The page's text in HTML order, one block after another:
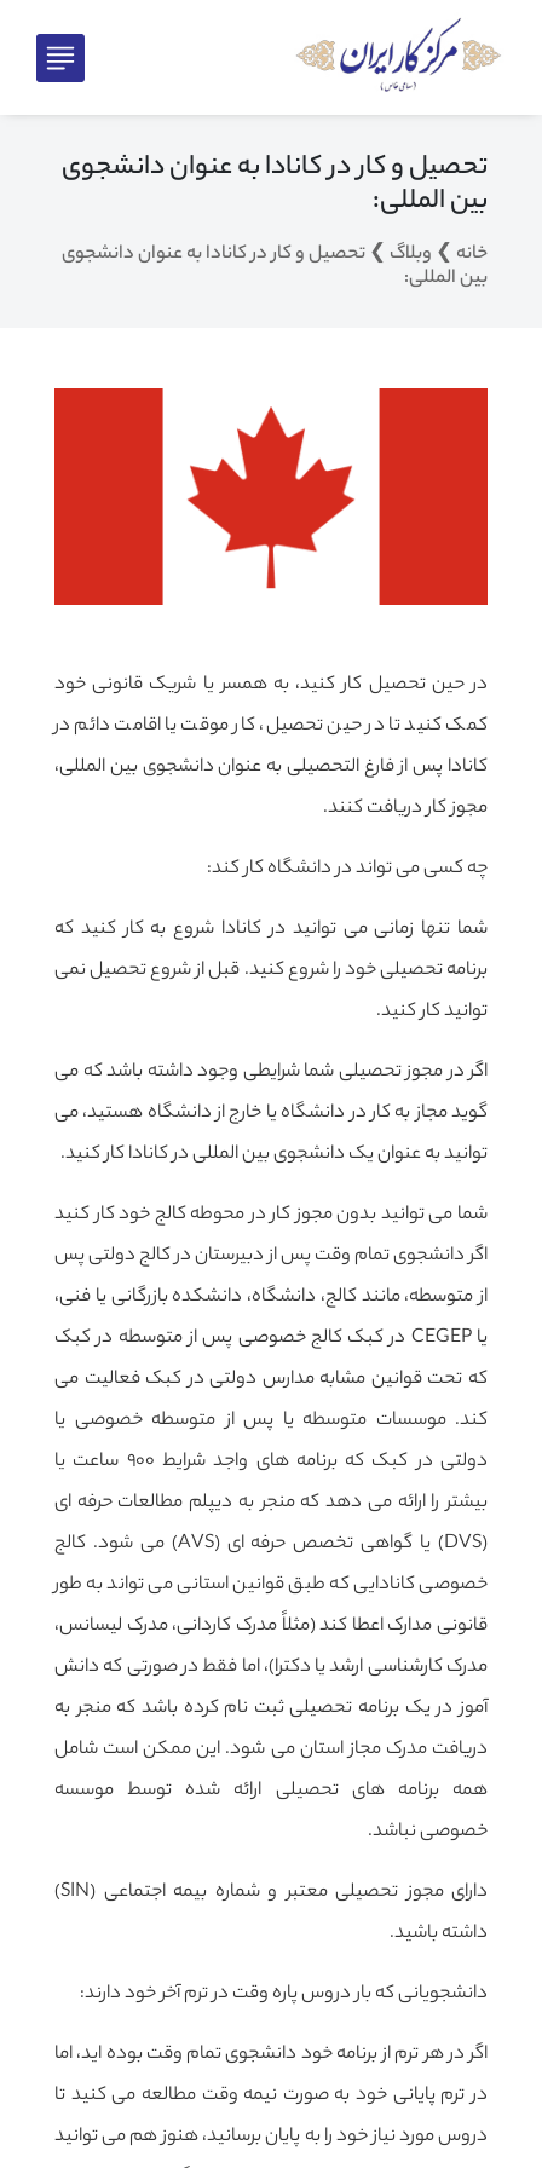
تحصیل و کار در کانادا به عنوان دانشجوی
بین المللی:
خانه ❯ وبلاگ ❯ تحصیل و کار در کانادا به عنوان دانشجوی
بین المللی:
در حین تحصیل کار کنید، به همسر یا شریک قانونی خود
کمک کنید تا در حین تحصیل، کار موقت یا اقامت دائم در
کانادا پس از فارغ التحصیلی به عنوان دانشجوی بین المللی،
مجوز کار دریافت کنند.
چه کسی می تواند در دانشگاه کار کند:
شما تنها زمانی می توانید در کانادا شروع به کار کنید که
برنامه تحصیلی خود را شروع کنید. قبل از شروع تحصیل نمی
توانید کار کنید.
اگر در مجوز تحصیلی شما شرایطی وجود داشته باشد که می
گوید مجاز به کار در دانشگاه یا خارج از دانشگاه هستید، می
توانید به عنوان یک دانشجوی بین المللی در کانادا کار کنید.
شما می توانید بدون مجوز کار در محوطه کالج خود کار کنید
اگر دانشجوی تمام وقت پس از دبیرستان در کالج دولتی پس
از متوسطه، مانند کالج، دانشگاه، دانشکده بازرگانی یا فنی،
یا CEGEP در کبک کالج خصوصی پس از متوسطه در کبک
که تحت قوانین مشابه مدارس دولتی در کبک فعالیت می
کند. موسسات متوسطه یا پس از متوسطه خصوصی یا
دولتی در کبک که برنامه های واجد شرایط 900 ساعت یا
بیشتر را ارائه می دهد که منجر به دیپلم مطالعات حرفه ای
(DVS) یا گواهی تخصص حرفه ای (AVS) می شود. کالج
خصوصی کانادایی که طبق قوانین استانی می تواند به طور
قانونی مدارک اعطا کند (مثلاً مدرک کاردانی، مدرک لیسانس،
مدرک کارشناسی ارشد یا دکترا)، اما فقط در صورتی که دانش
آموز در یک برنامه تحصیلی ثبت نام کرده باشد که منجر به
دریافت مدرک مجاز استان می شود. این ممکن است شامل
همه برنامه های تحصیلی ارائه شده توسط موسسه
خصوصی نباشد.
دارای مجوز تحصیلی معتبر و شماره بیمه اجتماعی (SIN)
داشته باشید.
دانشجویانی که بار دروس پاره وقت در ترم آخر خود دارند:
اگر در هر ترم از برنامه خود دانشجوی تمام وقت بوده اید، اما
در ترم پایانی خود به صورت نیمه وقت مطالعه می کنید تا
دروس مورد نیاز خود را به پایان برسانید، هنوز هم می توانید